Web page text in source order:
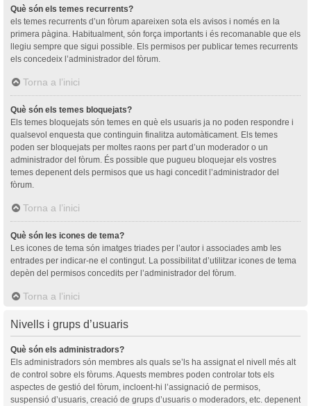
Què són els temes recurrents?
els temes recurrents d’un fòrum apareixen sota els avisos i només en la
primera pàgina. Habitualment, són força importants i és recomanable que els
llegiu sempre que sigui possible. Els permisos per publicar temes recurrents
els concedeix l’administrador del fòrum.
Torna a l’inici
Què són els temes bloquejats?
Els temes bloquejats són temes en què els usuaris ja no poden respondre i
qualsevol enquesta que continguin finalitza automàticament. Els temes
poden ser bloquejats per moltes raons per part d’un moderador o un
administrador del fòrum. És possible que pugueu bloquejar els vostres
temes depenent dels permisos que us hagi concedit l’administrador del
fòrum.
Torna a l’inici
Què són les icones de tema?
Les icones de tema són imatges triades per l’autor i associades amb les
entrades per indicar-ne el contingut. La possibilitat d’utilitzar icones de tema
depèn del permisos concedits per l’administrador del fòrum.
Torna a l’inici
Nivells i grups d’usuaris
Què són els administradors?
Els administradors són membres als quals se’ls ha assignat el nivell més alt
de control sobre els fòrums. Aquests membres poden controlar tots els
aspectes de gestió del fòrum, incloent-hi l’assignació de permisos,
suspensió d’usuaris, creació de grups d’usuaris o moderadors, etc. depenent